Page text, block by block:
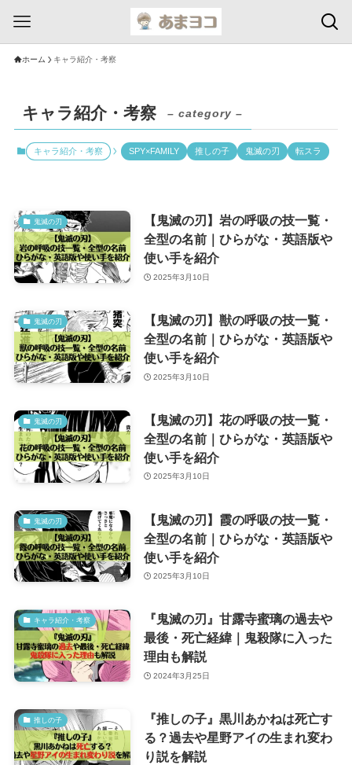
ホーム キャラ紹介・考察
キャラ紹介・考察 – category –
キャラ紹介・考察 SPY×FAMILY 推しの子 鬼滅の刃 転スラ
鬼滅の刃
【鬼滅の刃】岩の呼吸の技一覧・
全型の名前｜ひらがな・英語版や
使い手を紹介
2025年3月10日
鬼滅の刃
【鬼滅の刃】獣の呼吸の技一覧・
全型の名前｜ひらがな・英語版や
使い手を紹介
2025年3月10日
鬼滅の刃
【鬼滅の刃】花の呼吸の技一覧・
全型の名前｜ひらがな・英語版や
使い手を紹介
2025年3月10日
鬼滅の刃
【鬼滅の刃】霞の呼吸の技一覧・
全型の名前｜ひらがな・英語版や
使い手を紹介
2025年3月10日
キャラ紹介・考察
『鬼滅の刃』甘露寺蜜璃の過去や
最後・死亡経緯｜鬼殺隊に入った
理由も解説
2024年3月25日
推しの子
『推しの子』黒川あかねは死亡す
る？過去や星野アイの生まれ変わ
り説を解説